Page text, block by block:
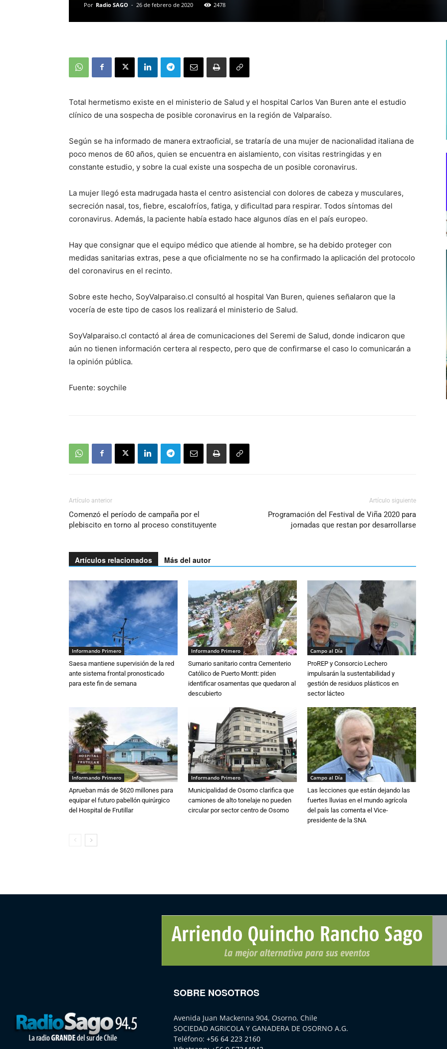
Por Radio SAGO - 26 de febrero de 2020 2478
Total hermetismo existe en el ministerio de Salud y el hospital Carlos Van Buren ante el estudio
clínico de una sospecha de posible coronavirus en la región de Valparaíso.
Según se ha informado de manera extraoficial, se trataría de una mujer de nacionalidad italiana de
poco menos de 60 años, quien se encuentra en aislamiento, con visitas restringidas y en
constante estudio, y sobre la cual existe una sospecha de un posible coronavirus.
La mujer llegó esta madrugada hasta el centro asistencial con dolores de cabeza y musculares,
secreción nasal, tos, fiebre, escalofríos, fatiga, y dificultad para respirar. Todos síntomas del
coronavirus. Además, la paciente había estado hace algunos días en el país europeo.
Hay que consignar que el equipo médico que atiende al hombre, se ha debido proteger con
medidas sanitarias extras, pese a que oficialmente no se ha confirmado la aplicación del protocolo
del coronavirus en el recinto.
Sobre este hecho, SoyValparaiso.cl consultó al hospital Van Buren, quienes señalaron que la
vocería de este tipo de casos los realizará el ministerio de Salud.
SoyValparaiso.cl contactó al área de comunicaciones del Seremi de Salud, donde indicaron que
aún no tienen información certera al respecto, pero que de confirmarse el caso lo comunicarán a
la opinión pública.
Fuente: soychile
Artículo anterior
Comenzó el período de campaña por el
plebiscito en torno al proceso constituyente
Artículo siguiente
Programación del Festival de Viña 2020 para
jornadas que restan por desarrollarse
Artículos relacionados Más del autor
Informando Primero
Saesa mantiene supervisión de la red
ante sistema frontal pronosticado
para este fin de semana
Informando Primero
Sumario sanitario contra Cementerio
Católico de Puerto Montt: piden
identificar osamentas que quedaron al
descubierto
Campo al Día
ProREP y Consorcio Lechero
impulsarán la sustentabilidad y
gestión de residuos plásticos en
sector lácteo
Informando Primero
Aprueban más de $620 millones para
equipar el futuro pabellón quirúrgico
del Hospital de Frutillar
Informando Primero
Municipalidad de Osorno clarifica que
camiones de alto tonelaje no pueden
circular por sector centro de Osorno
Campo al Día
Las lecciones que están dejando las
fuertes lluvias en el mundo agrícola
del país las comenta el Vice-
presidente de la SNA
SOBRE NOSOTROS
Avenida Juan Mackenna 904, Osorno, Chile
SOCIEDAD AGRICOLA Y GANADERA DE OSORNO A.G.
Teléfono: +56 64 223 2160